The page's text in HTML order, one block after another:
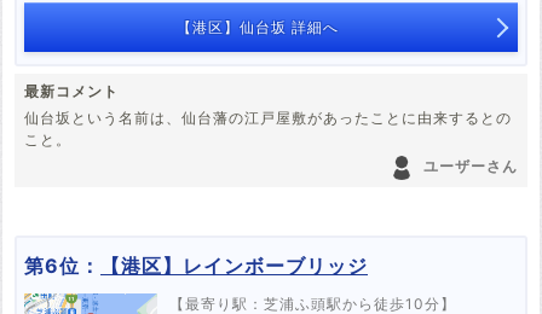
【港区】仙台坂 詳細へ
最新コメント
仙台坂という名前は、仙台藩の江戸屋敷があったことに由来するとの
こと。
ユーザーさん
第6位： 【港区】レインボーブリッジ
【最寄り駅：芝浦ふ頭駅から徒歩10分】